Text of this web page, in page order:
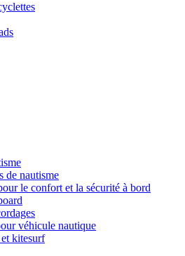
de nautisme
le confort et la sécurité à bord
véhicule nautique
kitesurf